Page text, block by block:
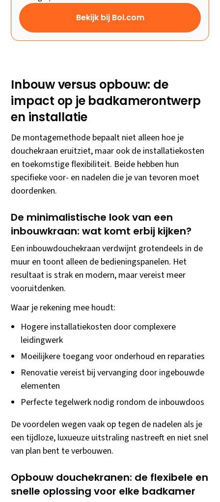
Bekijk bij Bol.com
Inbouw versus opbouw: de
impact op je badkamerontwerp
en installatie
De montagemethode bepaalt niet alleen hoe je
douchekraan eruitziet, maar ook de installatiekosten
en toekomstige flexibiliteit. Beide hebben hun
specifieke voor- en nadelen die je van tevoren moet
doordenken.
De minimalistische look van een
inbouwkraan: wat komt erbij kijken?
Een inbouwdouchekraan verdwijnt grotendeels in de
muur en toont alleen de bedieningspanelen. Het
resultaat is strak en modern, maar vereist meer
vooruitdenken.
Waar je rekening mee houdt:
Hogere installatiekosten door complexere
leidingwerk
Moeilijkere toegang voor onderhoud en reparaties
Renovatie vereist bij vervanging door ingebouwde
elementen
Perfecte tegelwerk nodig rondom de inbouwdoos
De voordelen wegen vaak op tegen de nadelen als je
een tijdloze, luxueuze uitstraling nastreeft en niet snel
van plan bent te verbouwen.
Opbouw douchekranen: de flexibele en
snelle oplossing voor elke badkamer